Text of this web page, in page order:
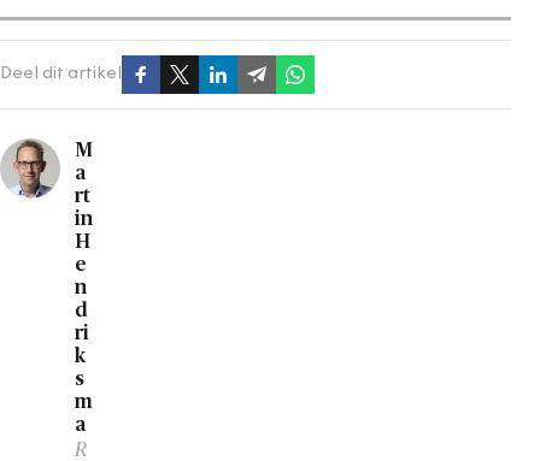
Deel dit artikel
M
a
rt
in
H
e
n
d
ri
k
s
m
a
R